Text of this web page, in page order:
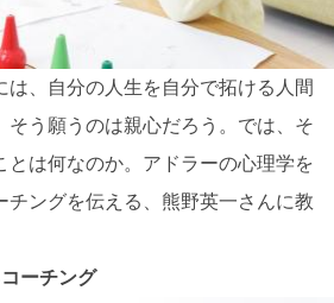
は、自分の人生を自分で拓ける人間
そう願うのは親心だろう。では、そ
とは何なのか。アドラーの心理学を
チングを伝える、熊野英一さんに教
ーチング